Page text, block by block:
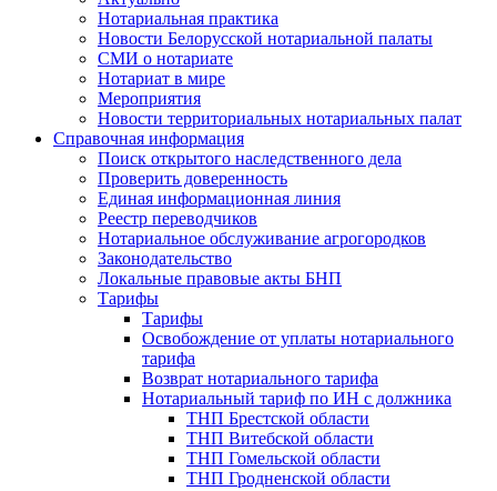
Нотариальная практика
Новости Белорусской нотариальной палаты
СМИ о нотариате
Нотариат в мире
Мероприятия
Новости территориальных нотариальных палат
Справочная информация
Поиск открытого наследственного дела
Проверить доверенность
Единая информационная линия
Реестр переводчиков
Нотариальное обслуживание агрогородков
Законодательство
Локальные правовые акты БНП
Тарифы
Тарифы
Освобождение от уплаты нотариального
тарифа
Возврат нотариального тарифа
Нотариальный тариф по ИН с должника
ТНП Брестской области
ТНП Витебской области
ТНП Гомельской области
ТНП Гродненской области